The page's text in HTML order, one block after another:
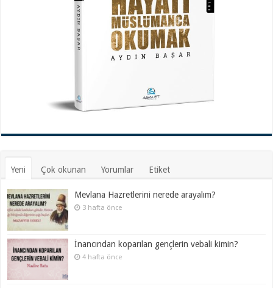
Yeni Çok okunan Yorumlar Etiket
Mevlana Hazretlerini nerede arayalım?
3 hafta önce
İnancından koparılan gençlerin vebali kimin?
4 hafta önce